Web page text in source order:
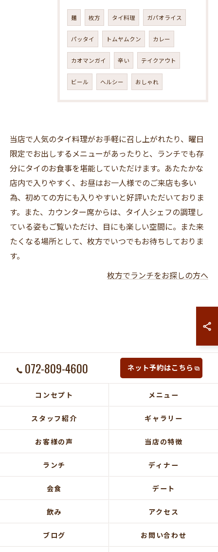
麺 枚方 タイ料理 ガパオライス
パッタイ トムヤムクン カレー
カオマンガイ 辛い テイクアウト
ビール ヘルシー おしゃれ
当店で人気のタイ料理がお手軽に召し上がれたり、曜日
限定でお出しするメニューがあったりと、ランチでも存
分にタイのお食事を堪能していただけます。あたたかな
店内で入りやすく、お昼はお一人様でのご来店も多い
為、初めての方にも入りやすいと好評いただいておりま
す。また、カウンター席からは、タイ人シェフの調理し
ている姿もご覧いただけ、目にも楽しい空間に。また来
たくなる場所として、枚方でいつでもお待ちしておりま
す。
枚方でランチをお探しの方へ
072-809-4600 ネット予約はこちら
コンセプト メニュー
スタッフ紹介 ギャラリー
お客様の声 当店の特徴
ランチ ディナー
会食 デート
飲み アクセス
ブログ お問い合わせ